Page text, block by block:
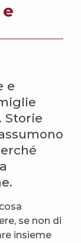
e
Storie
se non di
insieme